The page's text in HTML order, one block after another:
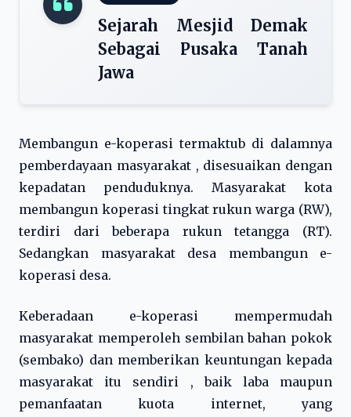
Sejarah Mesjid Demak
Sebagai Pusaka Tanah
Jawa
Membangun e-koperasi termaktub di dalamnya
pemberdayaan masyarakat , disesuaikan dengan
kepadatan penduduknya. Masyarakat kota
membangun koperasi tingkat rukun warga (RW),
terdiri dari beberapa rukun tetangga (RT).
Sedangkan masyarakat desa membangun e-
koperasi desa.
Keberadaan e-koperasi mempermudah
masyarakat memperoleh sembilan bahan pokok
(sembako) dan memberikan keuntungan kepada
masyarakat itu sendiri , baik laba maupun
pemanfaatan kuota internet, yang